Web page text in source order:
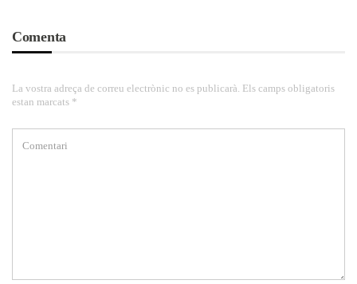
Comenta
La vostra adreça de correu electrònic no es publicarà. Els camps obligatoris
estan marcats *